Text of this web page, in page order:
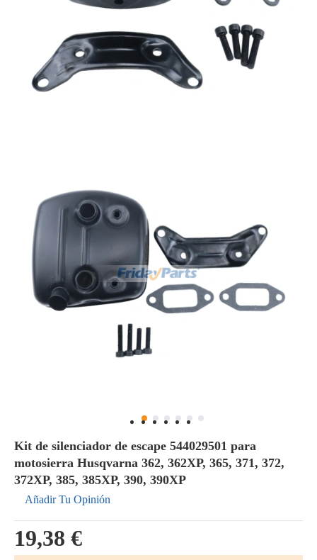
Kit de silenciador de escape 544029501 para
motosierra Husqvarna 362, 362XP, 365, 371, 372,
372XP, 385, 385XP, 390, 390XP
Añadir Tu Opinión
19,38 €